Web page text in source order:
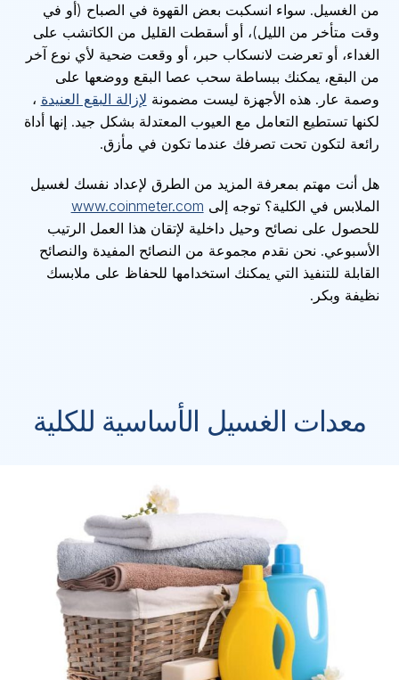
من الغسيل. سواء انسكبت بعض القهوة في الصباح (أو في
وقت متأخر من الليل)، أو أسقطت القليل من الكاتشب على
الغداء، أو تعرضت لانسكاب حبر، أو وقعت ضحية لأي نوع آخر
من البقع، يمكنك ببساطة سحب عصا البقع ووضعها على
وصمة عار. هذه الأجهزة ليست مضمونة لإزالة البقع العنيدة ،
لكنها تستطيع التعامل مع العيوب المعتدلة بشكل جيد. إنها أداة
رائعة لتكون تحت تصرفك عندما تكون في مأزق.
هل أنت مهتم بمعرفة المزيد من الطرق لإعداد نفسك لغسيل
الملابس في الكلية؟ توجه إلى www.coinmeter.com
للحصول على نصائح وحيل داخلية لإتقان هذا العمل الرتيب
الأسبوعي. نحن نقدم مجموعة من النصائح المفيدة والنصائح
القابلة للتنفيذ التي يمكنك استخدامها للحفاظ على ملابسك
نظيفة وبكر.
معدات الغسيل الأساسية للكلية